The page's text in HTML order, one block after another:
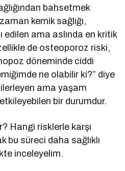
bahsetmek
kemik sağlığı,
edilen ama aslında en kritik
de osteoporoz riski,
döneminde ciddi
ne olabilir ki?” diye
ama yaşam
bir durumdur.
Hangi risklerle karşı
bu süreci daha sağlıklı
inceleyelim.